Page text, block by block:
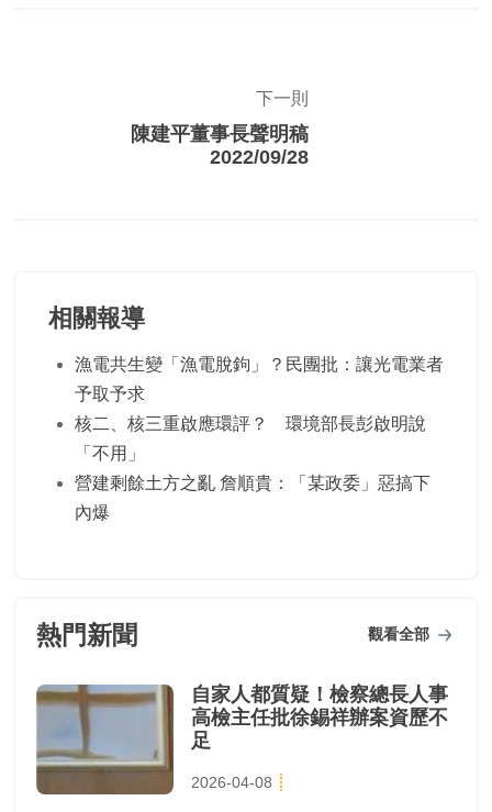
下一則
陳建平董事長聲明稿
2022/09/28
相關報導
漁電共生變「漁電脫鉤」？民團批：讓光電業者
予取予求
核二、核三重啟應環評？ 環境部長彭啟明說
「不用」
營建剩餘土方之亂 詹順貴：「某政委」惡搞下
內爆
熱門新聞 觀看全部
自家人都質疑！檢察總長人事
高檢主任批徐錫祥辦案資歷不
足
2026-04-08